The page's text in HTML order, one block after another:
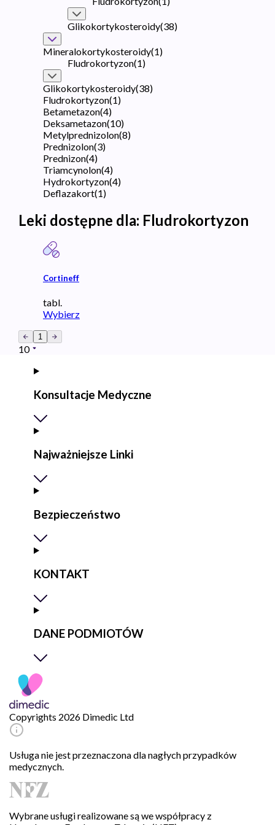
Glikokortykosteroidy(38)
Mineralokortykosteroidy(1)
Fludrokortyzon(1)
Glikokortykosteroidy(38)
Fludrokortyzon(1)
Betametazon(4)
Deksametazon(10)
Metylprednizolon(8)
Prednizolon(3)
Prednizon(4)
Triamcynolon(4)
Hydrokortyzon(4)
Deflazakort(1)
Leki dostępne dla: Fludrokortyzon
Cortineff
tabl.
Wybierz
1
10
Konsultacje Medyczne
Najważniejsze Linki
Bezpieczeństwo
KONTAKT
DANE PODMIOTÓW
Copyrights 2026 Dimedic Ltd
Usługa nie jest przeznaczona dla nagłych przypadków
medycznych.
Wybrane usługi realizowane są we współpracy z